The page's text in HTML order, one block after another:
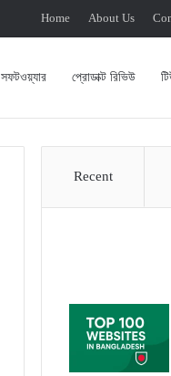
Home About Us
সফটওয়্যার প্রোডাক্ট রিভিউ
Recent